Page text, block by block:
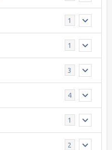
1
1
3
4
1
2